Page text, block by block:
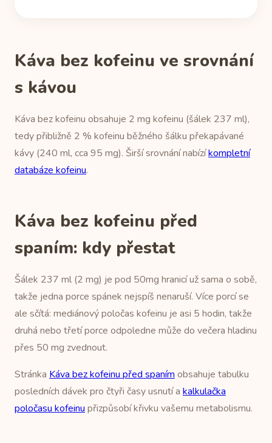
Káva bez kofeinu ve srovnání
s kávou
Káva bez kofeinu obsahuje 2 mg kofeinu (šálek 237 ml),
tedy přibližně 2 % kofeinu běžného šálku překapávané
kávy (240 ml, cca 95 mg). Širší srovnání nabízíkompletní
databáze kofeinu.
Káva bez kofeinu před
spaním: kdy přestat
Šálek 237 ml (2 mg) je pod 50mg hranicí už sama o sobě,
takže jedna porce spánek nejspíš nenaruší. Více porcí se
ale sčítá: mediánový poločas kofeinu je asi 5 hodin, takže
druhá nebo třetí porce odpoledne může do večera hladinu
přes 50 mg zvednout.
Stránka Káva bez kofeinu před spaním obsahuje tabulku
posledních dávek pro čtyři časy usnutí a kalkulačka
poločasu kofeinu přizpůsobí křivku vašemu metabolismu.